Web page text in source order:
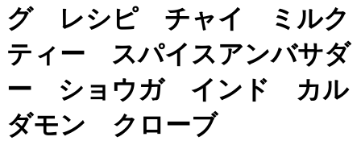
グ レシピ チャイ ミルク
ティー スパイスアンバサダ
ー ショウガ インド カル
ダモン クローブ